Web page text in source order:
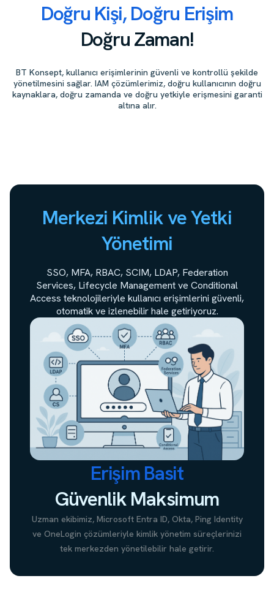
Doğru Kişi, Doğru Erişim
Doğru Zaman!
BT Konsept, kullanıcı erişimlerinin güvenli ve kontrollü şekilde
yönetilmesini sağlar. IAM çözümlerimiz, doğru kullanıcının doğru
kaynaklara, doğru zamanda ve doğru yetkiyle erişmesini garanti
altına alır.
Merkezi Kimlik ve Yetki
Yönetimi
SSO, MFA, RBAC, SCIM, LDAP, Federation
Services, Lifecycle Management ve Conditional
Access teknolojileriyle kullanıcı erişimlerini güvenli,
otomatik ve izlenebilir hale getiriyoruz.
Erişim Basit
Güvenlik Maksimum
Uzman ekibimiz, Microsoft Entra ID, Okta, Ping Identity
ve OneLogin çözümleriyle kimlik yönetim süreçlerinizi
tek merkezden yönetilebilir hale getirir.